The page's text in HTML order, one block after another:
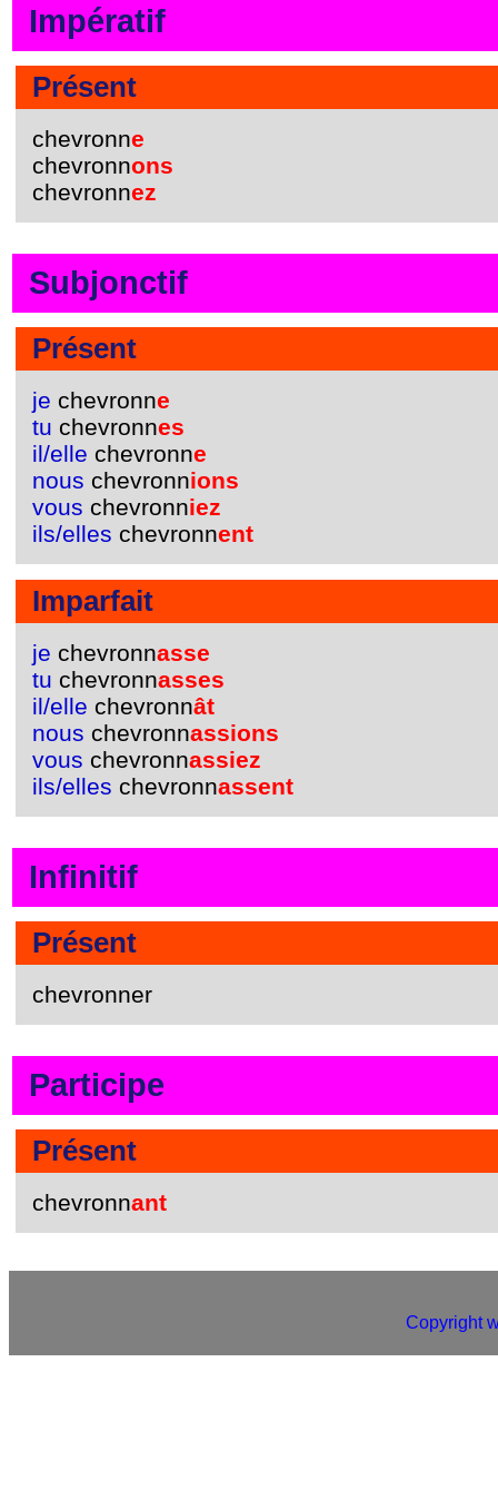
Impératif
Présent
chevronne
chevronnons
chevronnez
Subjonctif
Présent
je chevronne
tu chevronnes
il/elle chevronne
nous chevronnions
vous chevronniez
ils/elles chevronnent
Imparfait
je chevronnasse
tu chevronnasses
il/elle chevronnât
nous chevronnassions
vous chevronnassiez
ils/elles chevronnassent
Infinitif
Présent
chevronner
Participe
Présent
chevronnant
Copyright